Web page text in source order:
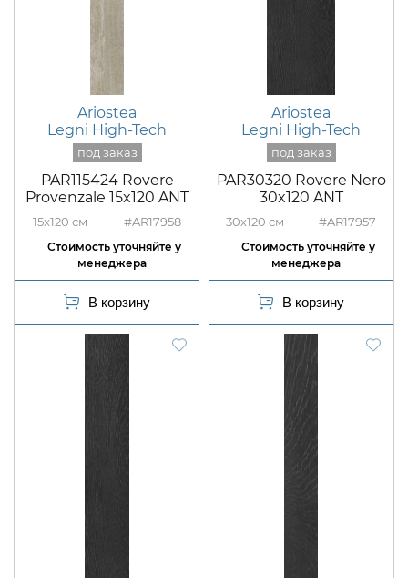
Ariostea
Legni High-Tech
PAR115424 Rovere
Provenzale 15x120 ANT
15x120 #AR17958
Ariostea
Legni High-Tech
PAR30320 Rovere Nero
30x120 ANT
30x120 #AR17957